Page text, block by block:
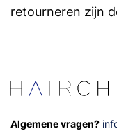
retourneren zijn
Algemene vragen?